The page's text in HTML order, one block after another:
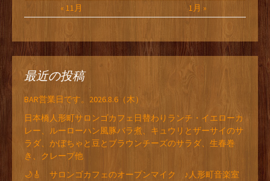
« 11月 1月 »
最近の投稿
BAR営業日です。2026.8.6（木）
日本橋人形町サロンゴカフェ日替わりランチ・イエローカ
レー、ルーローハン風豚バラ煮、キュウリとザーサイのサ
ラダ、かぼちゃと豆とブラウンチーズのサラダ、生春巻
き、クレープ他
🌙🎸 サロンゴカフェのオープンマイク ♪人形町音楽室